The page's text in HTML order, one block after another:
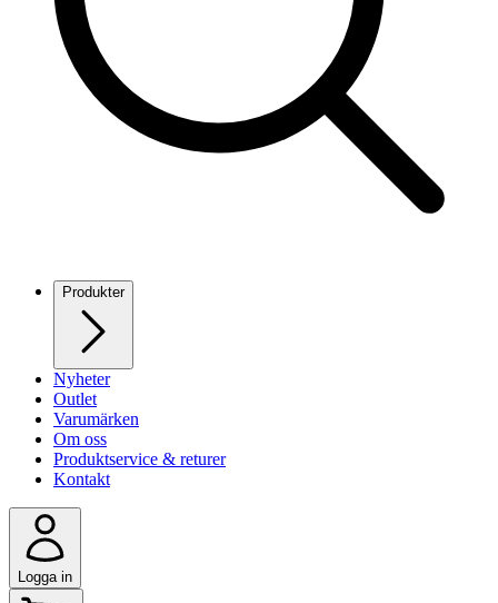
Produkter
Nyheter
Outlet
Varumärken
Om oss
Produktservice & returer
Kontakt
Logga in